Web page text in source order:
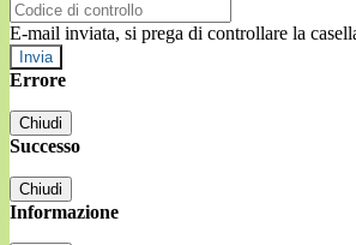
E-mail inviata, si prega di controllare la
Errore
Chiudi
Successo
Chiudi
Informazione